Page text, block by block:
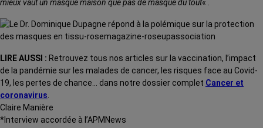
mieux vaut un masque maison que pas de masque du tout« .
LIRE AUSSI : Retrouvez tous nos articles sur la vaccination, l’impact
de la pandémie sur les malades de cancer, les risques face au Covid-
19, les pertes de chance… dans notre dossier complet Cancer et
coronavirus
Claire Manière
*Interview accordée à l’APMNews